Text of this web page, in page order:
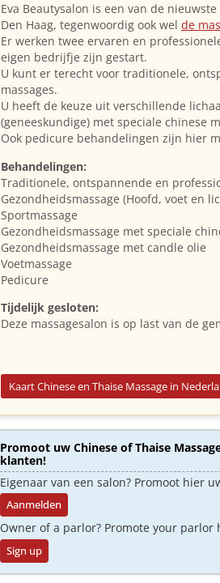
Eva Beautysalon is een van de
Den Haag, tegenwoordig ook wel de
Er werken twee ervaren en
eigen bedrijfje zijn gestart.
U kunt er terecht voor traditionele,
massages.
U heeft de keuze uit verschillende
(geneeskundige) met speciale chinese
Ook pedicure behandelingen zijn hier
Behandelingen:
Traditionele, ontspannende en
Gezondheidsmassage (Hoofd, voet en
Sportmassage
Gezondheidsmassage met speciale
Gezondheidsmassage met candle olie
Voetmassage
Pedicure
Tijdelijk gesloten:
Deze massagesalon is op last van de
Kaart Chinese en Thaise Massage in
Promoot uw Chinese of Thaise
klanten!
Eigenaar van een salon? Promoot hier
Aanmelden
Owner of a parlor? Promote your parlor
Sign up